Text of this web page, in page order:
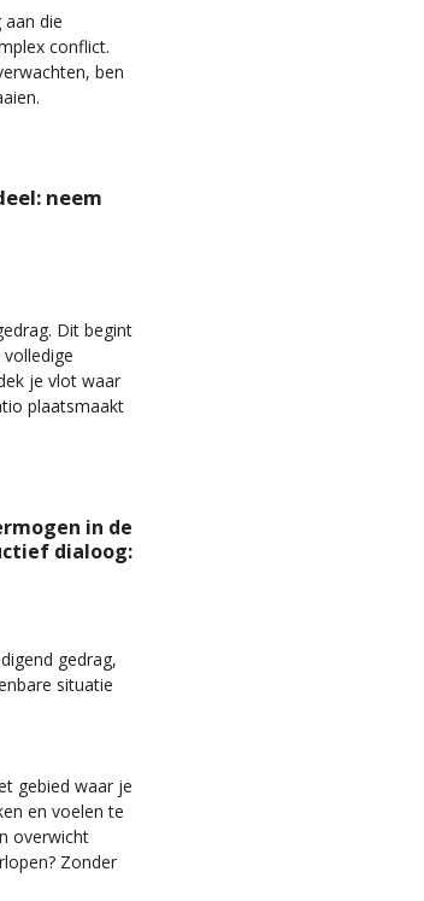
die
conflict.
ben
neem
Dit begint
volledige
je vlot waar
plaatsmaakt
in de
dialoog:
gedrag,
situatie
gebied waar je
en voelen te
overwicht
Zonder